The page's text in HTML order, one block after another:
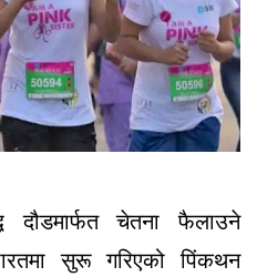
दौडमार्फत चेतना फैलाउने
सुरू गरिएको पिंकथन